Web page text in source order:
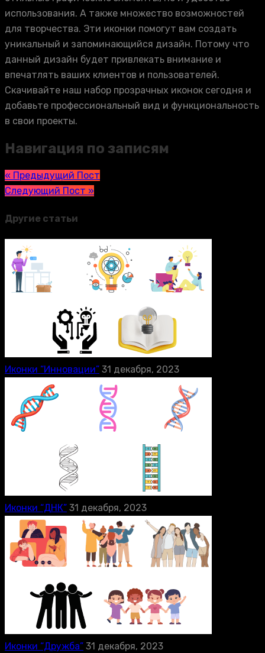
использования. А также множество возможностей
для творчества. Эти иконки помогут вам создать
уникальный и запоминающийся дизайн. Потому что
данный дизайн будет привлекать внимание и
впечатлять ваших клиентов и пользователей.
Скачивайте наш набор прозрачных иконок сегодня и
добавьте профессиональный вид и функциональность
в свои проекты.
Навигация по записям
« Предыдущий Пост
Следующий Пост »
Другие статьи
Иконки “Инновации” 31 декабря, 2023
Иконки “ДНК” 31 декабря, 2023
Иконки “Дружба” 31 декабря, 2023